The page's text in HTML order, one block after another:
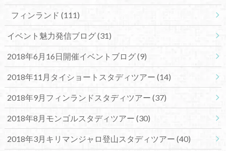
フィンランド (111)
イベント魅力発信ブログ(31)
2018年6月16日開催イベントブログ(9)
2018年11月タイショートスタディツアー (14)
2018年9月フィンランドスタディツアー (37)
2018年8月モンゴルスタディツアー (30)
2018年3月キリマンジャロ登山スタディツアー (40)